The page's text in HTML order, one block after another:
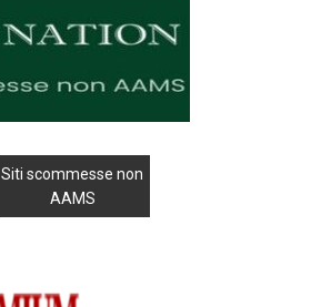
Siti scommesse non
AAMS